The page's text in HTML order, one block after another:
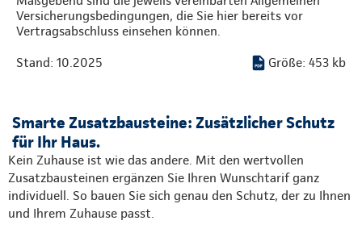
Versicherungsbedingungen, die Sie hier bereits vor
Vertragsabschluss einsehen können.
Stand: 10.2025 Größe: 453 kb
Smarte Zusatzbausteine: Zusätzlicher Schutz
für Ihr Haus.
Kein Zuhause ist wie das andere. Mit den wertvollen
Zusatzbausteinen ergänzen Sie Ihren Wunschtarif ganz
individuell. So bauen Sie sich genau den Schutz, der zu Ihnen
und Ihrem Zuhause passt.